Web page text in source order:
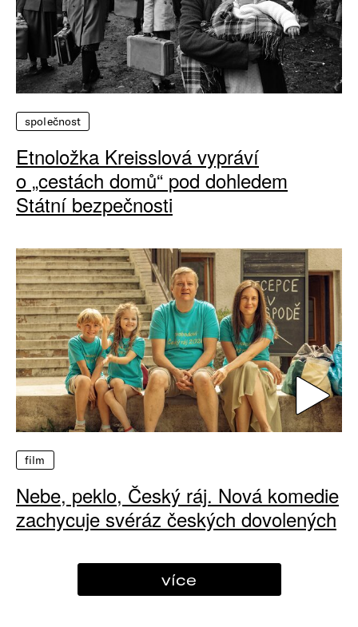
společnost
Etnoložka Kreisslová vypráví
o „cestách domů“ pod dohledem
Státní bezpečnosti
film
Nebe, peklo, Český ráj. Nová komedie
zachycuje svéráz českých dovolených
více